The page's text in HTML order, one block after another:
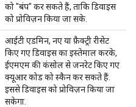
को "बंप" कर सकते हैं, ताकि डिवाइस
को प्रोविज़न किया जा सके.
आईटी एडमिन, नए या फ़ैक्ट्री रीसेट
किए गए डिवाइस का इस्तेमाल करके,
ईएमएम की कंसोल से जनरेट किए गए
क्यूआर कोड को स्कैन कर सकते हैं.
इससे डिवाइस को प्रोविज़न किया जा
सकेगा.